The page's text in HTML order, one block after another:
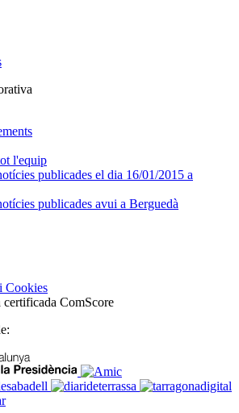
l'equip
publicades el dia 16/01/2015 a
publicades avui a Berguedà
Cookies
ComScore